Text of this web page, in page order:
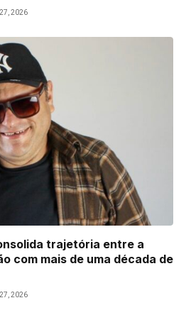
2026
trajetória entre a
com mais de uma década de
2026